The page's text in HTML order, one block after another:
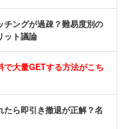
チングが過疎？難易度別の
ット議論
で大量GETする方法がこち
たら即引き撤退が正解？名